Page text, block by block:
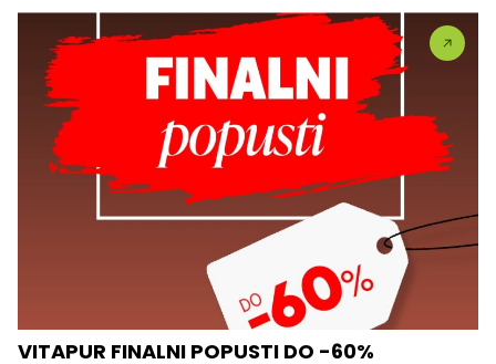
VITAPUR FINALNI POPUSTI DO -60%